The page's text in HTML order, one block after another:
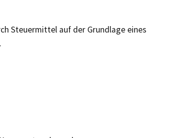
Steuermittel auf der Grundlage eines